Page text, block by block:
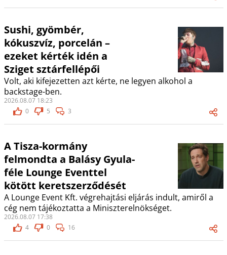
Sushi, gyömbér,
kókuszvíz, porcelán –
ezeket kérték idén a
Sziget sztárfellépői
Volt, aki kifejezetten azt kérte, ne legyen alkohol a
backstage-ben.
2026.08.07 18:23
0
5 3
A Tisza-kormány
felmondta a Balásy Gyula-
féle Lounge Eventtel
kötött keretszerződését
A Lounge Event Kft. végrehajtási eljárás indult, amiről a
cég nem tájékoztatta a Miniszterelnökséget.
2026.08.07 17:38
4
0 16